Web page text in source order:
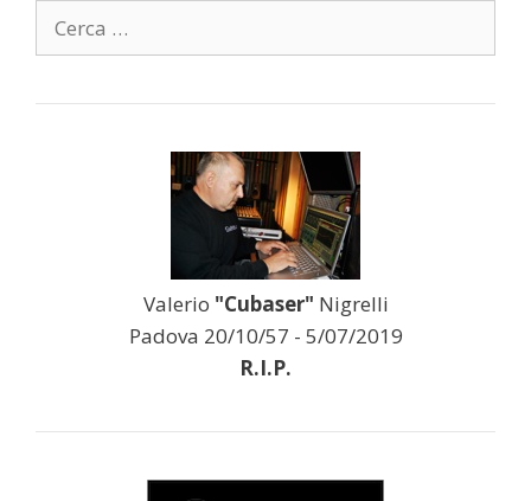
Ricerca
Valerio "Cubaser" Nigrelli
Padova 20/10/57 - 5/07/2019
R.I.P.